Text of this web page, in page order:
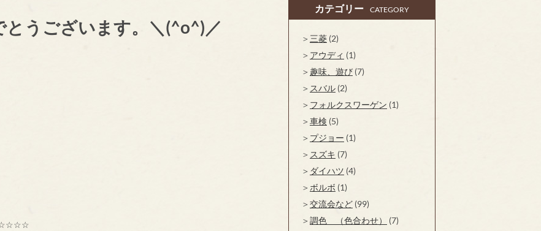
うございます。＼(^o^)／
カテゴリー CATEGORY
三菱 (2)
アウディ (1)
趣味、遊び (7)
スバル (2)
フォルクスワーゲン (1)
車検 (5)
プジョー (1)
スズキ (7)
ダイハツ (4)
ボルボ (1)
交流会など (99)
調色 （色合わせ）
(7)